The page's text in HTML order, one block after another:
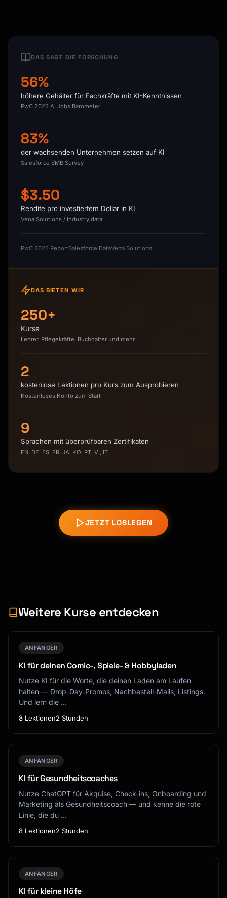
DAS SAGT DIE FORSCHUNG
56%
höhere Gehälter für Fachkräfte mit KI-Kenntnissen
PwC 2025 AI Jobs Barometer
83%
der wachsenden Unternehmen setzen auf KI
Salesforce SMB Survey
$3.50
Rendite pro investiertem Dollar in KI
Vena Solutions / Industry data
PwC 2025 ReportSalesforce DataVena Solutions
DAS BIETEN WIR
250+
Kurse
Lehrer, Pflegekräfte, Buchhalter und mehr
2
kostenlose Lektionen pro Kurs zum Ausprobieren
Kostenloses Konto zum Start
9
Sprachen mit überprüfbaren Zertifikaten
EN, DE, ES, FR, JA, KO, PT, VI, IT
JETZT LOSLEGEN
Weitere Kurse entdecken
ANFÄNGER
KI für deinen Comic-, Spiele- & Hobbyladen
Nutze KI für die Worte, die deinen Laden am Laufen
halten — Drop-Day-Promos, Nachbestell-Mails, Listings.
Und lern die …
8 Lektionen2 Stunden
ANFÄNGER
KI für Gesundheitscoaches
Nutze ChatGPT für Akquise, Check-ins, Onboarding und
Marketing als Gesundheitscoach — und kenne die rote
Linie, die du …
8 Lektionen2 Stunden
ANFÄNGER
KI für kleine Höfe